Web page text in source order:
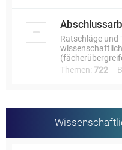
Ratschläge und
Themen: 722